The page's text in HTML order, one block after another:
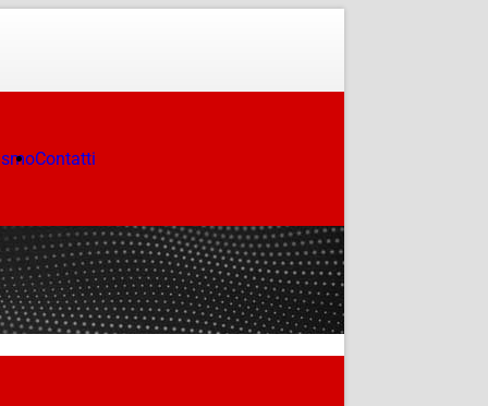
Contatti